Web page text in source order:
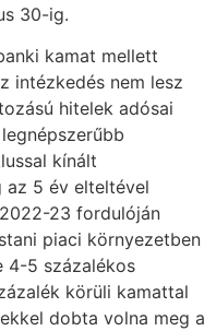
30-ig.
kamat mellett
intézkedés nem lesz
hitelek adósai
kínált
az 5 év elteltével
23 fordulóján
piaci környezetben
4-5 százalékos
körüli kamattal
dobta volna meg a